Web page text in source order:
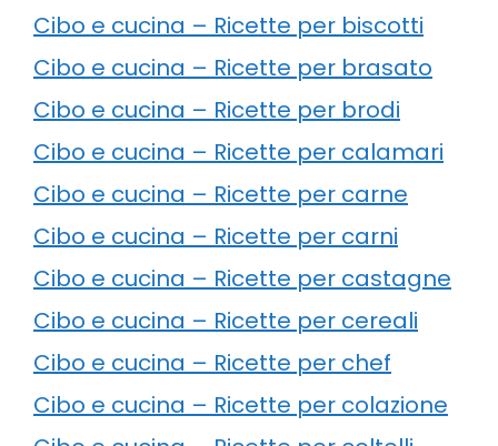
Cibo e cucina – Ricette per biscotti
Cibo e cucina – Ricette per brasato
Cibo e cucina – Ricette per brodi
Cibo e cucina – Ricette per calamari
Cibo e cucina – Ricette per carne
Cibo e cucina – Ricette per carni
Cibo e cucina – Ricette per castagne
Cibo e cucina – Ricette per cereali
Cibo e cucina – Ricette per chef
Cibo e cucina – Ricette per colazione